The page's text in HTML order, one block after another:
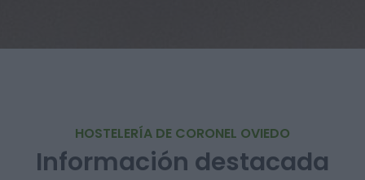
HOSTELERÍA DE CORONEL OVIEDO
Información destacada